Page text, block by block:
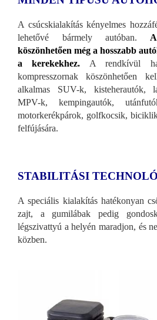
A csúcskialakítás kényelmes
lehetővé bármely autóban. A
köszönhetően még a hosszabb
a kerekekhez. A rendkívül
kompresszornak köszönhetően
alkalmas SUV-k, kisteherautók,
MPV-k, kempingautók,
motorkerékpárok, golfkocsik,
felfújására.
STABILITÁSI
A speciális kialakítás hatékonyan
zajt, a gumilábak pedig
légszivattyú a helyén maradjon, és
közben.